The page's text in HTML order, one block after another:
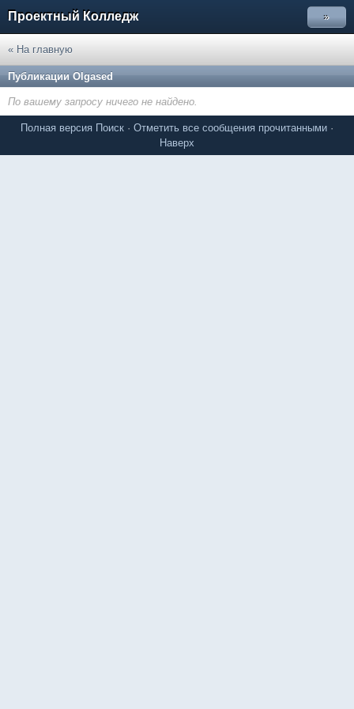
Проектный Колледж »
« На главную
Публикации Olgased
По вашему запросу ничего не найдено.
Полная версия Поиск · Отметить все сообщения прочитанными ·
Наверх